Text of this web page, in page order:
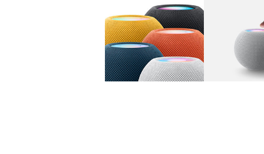
图库 图像 1